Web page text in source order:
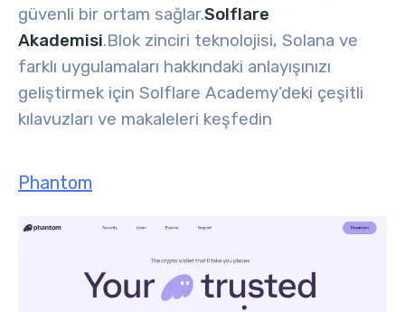
güvenli bir ortam sağlar.Solflare
Akademisi.Blok zinciri teknolojisi, Solana ve
farklı uygulamaları hakkındaki anlayışınızı
geliştirmek için Solflare Academy’deki çeşitli
kılavuzları ve makaleleri keşfedin
Phantom